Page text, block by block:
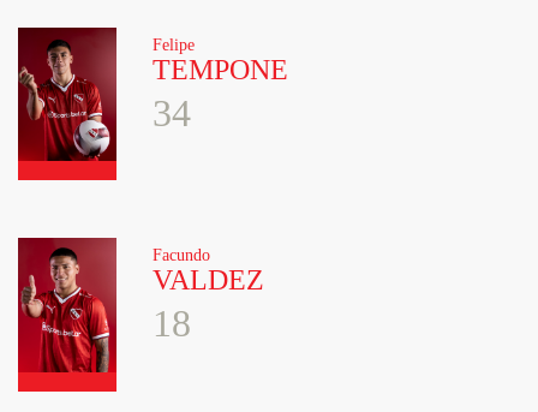
Felipe
TEMPONE
34
Facundo
VALDEZ
18